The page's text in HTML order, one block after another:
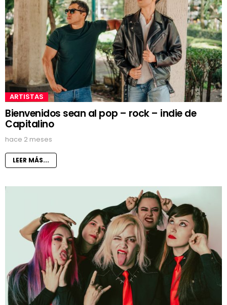
ARTISTAS
Bienvenidos sean al pop – rock – indie de
Capitalino
hace 2 meses
LEER MÁS...